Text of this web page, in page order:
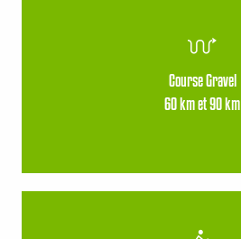
Course Gravel
60 km et 90 km